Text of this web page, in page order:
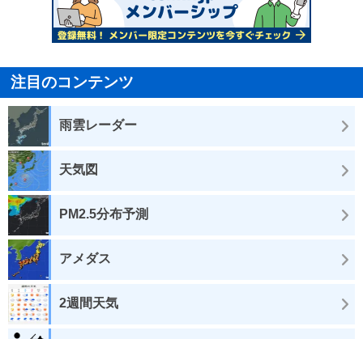
注目のコンテンツ
雨雲レーダー
天気図
PM2.5分布予測
アメダス
2週間天気